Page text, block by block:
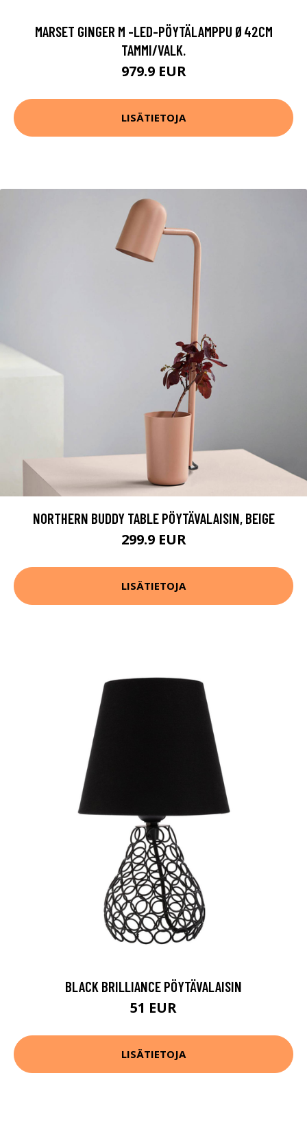
MARSET GINGER M -LED-PÖYTÄLAMPPU Ø42CM
TAMMI/VALK.
979.9 EUR
LISÄTIETOJA
NORTHERN BUDDY TABLE PÖYTÄVALAISIN, BEIGE
299.9 EUR
LISÄTIETOJA
BLACK BRILLIANCE PÖYTÄVALAISIN
51 EUR
LISÄTIETOJA